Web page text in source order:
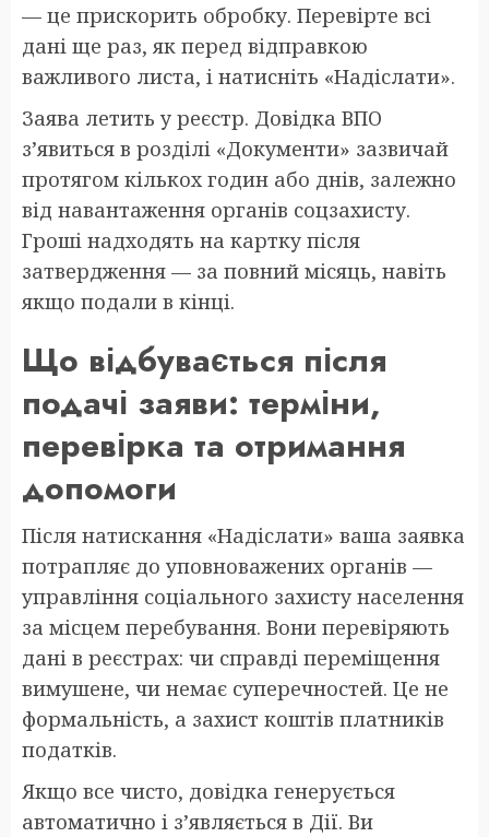
— це прискорить обробку. Перевірте всі
дані ще раз, як перед відправкою
важливого листа, і натисніть «Надіслати».
Заява летить у реєстр. Довідка ВПО
з’явиться в розділі «Документи» зазвичай
протягом кількох годин або днів, залежно
від навантаження органів соцзахисту.
Гроші надходять на картку після
затвердження — за повний місяць, навіть
якщо подали в кінці.
Що відбувається після
подачі заяви: терміни,
перевірка та отримання
допомоги
Після натискання «Надіслати» ваша заявка
потрапляє до уповноважених органів —
управління соціального захисту населення
за місцем перебування. Вони перевіряють
дані в реєстрах: чи справді переміщення
вимушене, чи немає суперечностей. Це не
формальність, а захист коштів платників
податків.
Якщо все чисто, довідка генерується
автоматично і з’являється в Дії. Ви